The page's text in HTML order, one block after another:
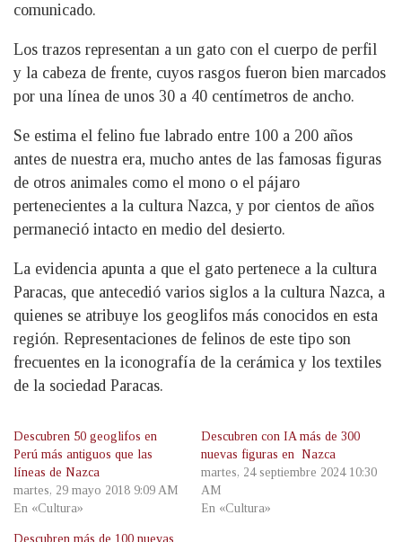
comunicado.
Los trazos representan a un gato con el cuerpo de perfil
y la cabeza de frente, cuyos rasgos fueron bien marcados
por una línea de unos 30 a 40 centímetros de ancho.
Se estima el felino fue labrado entre 100 a 200 años
antes de nuestra era, mucho antes de las famosas figuras
de otros animales como el mono o el pájaro
pertenecientes a la cultura Nazca, y por cientos de años
permaneció intacto en medio del desierto.
La evidencia apunta a que el gato pertenece a la cultura
Paracas, que antecedió varios siglos a la cultura Nazca, a
quienes se atribuye los geoglifos más conocidos en esta
región. Representaciones de felinos de este tipo son
frecuentes en la iconografía de la cerámica y los textiles
de la sociedad Paracas.
Descubren 50 geoglifos en
Perú más antiguos que las
líneas de Nazca
martes, 29 mayo 2018 9:09 AM
En «Cultura»
Descubren con IA más de 300
nuevas figuras en Nazca
martes, 24 septiembre 2024 10:30
AM
En «Cultura»
Descubren más de 100 nuevas